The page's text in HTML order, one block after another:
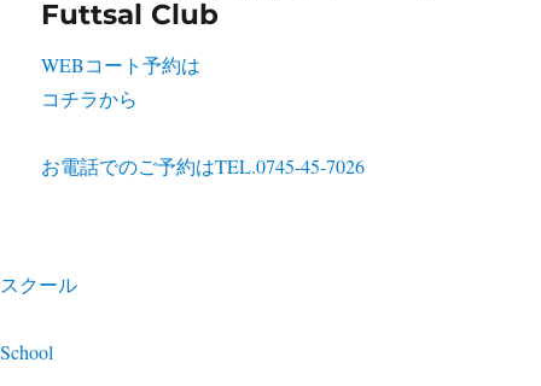
WEBコート予約は
コチラから
お電話でのご予約はTEL.0745-45-7026
スクール
School